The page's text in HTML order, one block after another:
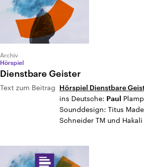
Archiv
Hörspiel
Dienstbare Geister
Text zum Beitrag Hörspiel Dienstbare
ins Deutsche: Paul
Sounddesign: Titus
Schneider TM und